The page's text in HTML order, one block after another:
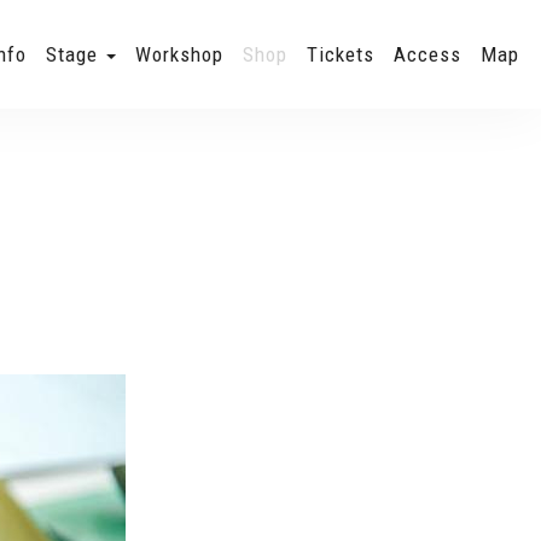
Stage Workshop Shop Tickets Access Map